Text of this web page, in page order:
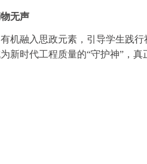
无声
机融入思政元素，引导学生践
新时代工程质量的“守护神”，真